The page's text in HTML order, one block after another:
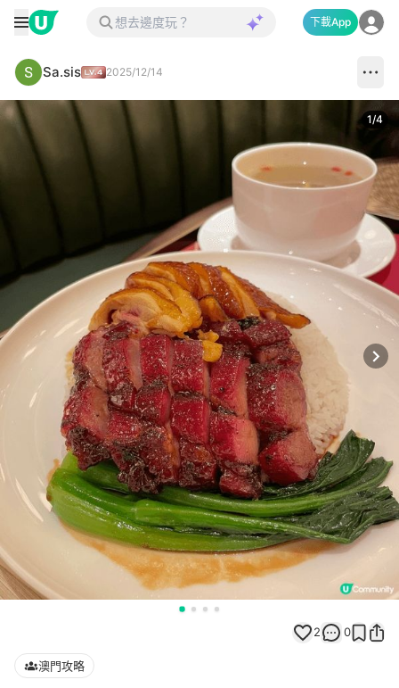
下載App
Sa.sis 2025/12/14
1/4
2 0
澳門攻略